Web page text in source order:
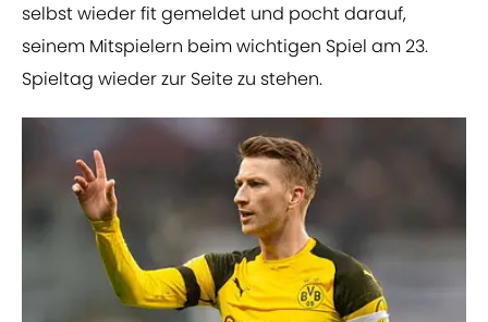
selbst wieder fit gemeldet und pocht darauf,
seinem Mitspielern beim wichtigen Spiel am 23.
Spieltag wieder zur Seite zu stehen.